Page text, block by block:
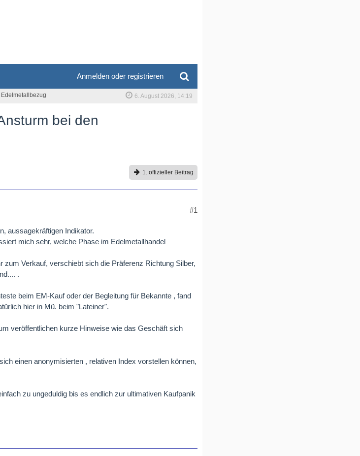
Anmelden oder registrieren
Edelmetallbezug 6. August 2026, 14:19
bei den
1. offizieller Beitrag
#1
aussagekräftigen Indikator.
mich sehr, welche Phase im Edelmetallhandel
zum Verkauf, verschiebt sich die Präferenz Richtung Silber,
.
beim EM-Kauf oder der Begleitung für Bekannte , fand
hier in Mü. beim "Lateiner".
veröffentlichen kurze Hinweise wie das Geschäft sich
einen anonymisierten , relativen Index vorstellen können,
zu ungeduldig bis es endlich zur ultimativen Kaufpanik